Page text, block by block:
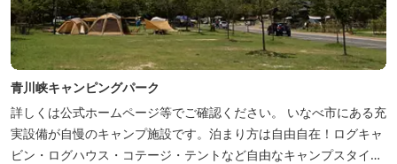
青川峡キャンピングパーク
詳しくは公式ホームページ等でご確認ください。 いなべ市にある充
実設備が自慢のキャンプ施設です。泊まり方は自由自在！ログキャ
ビン・ログハウス・コテージ・テントなど自由なキャンプスタイル